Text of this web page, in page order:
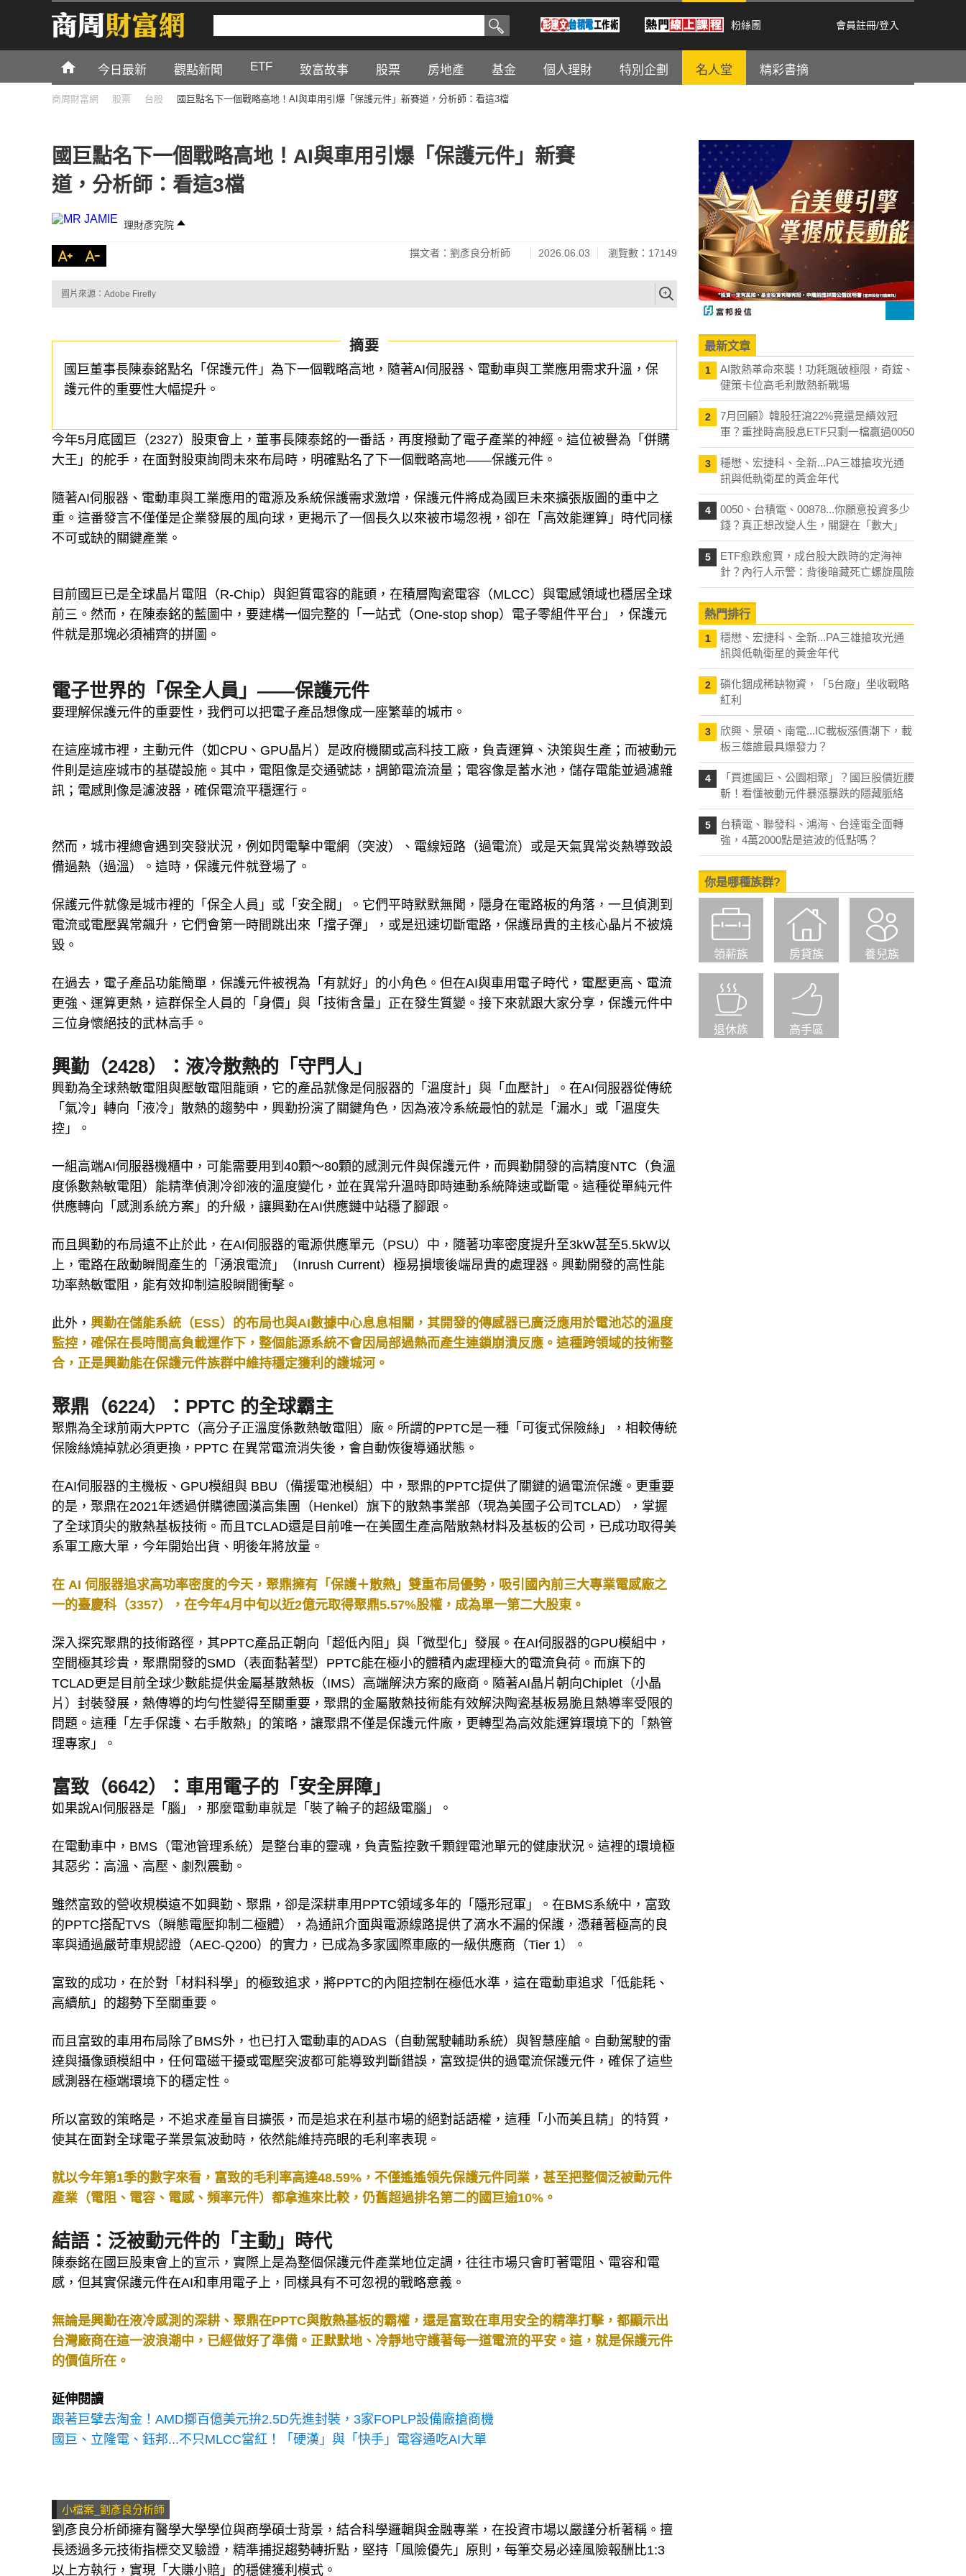
粉絲團 會員註冊/登入
今日最新 觀點新聞 ETF 致富故事 股票 房地產 基金 個人理財 特別企劃 名人堂 精彩書摘
商周財富網 股票 台股 國巨點名下一個戰略高地！AI與車用引爆「保護元件」新賽道，分析師：看這3檔
國巨點名下一個戰略高地！AI與車用引爆「保護元件」新賽
道，分析師：看這3檔
理財彥究院
撰文者：劉彥良分析師 2026.06.03 瀏覽數：17149
圖片來源：Adobe Firefly
摘要
國巨董事長陳泰銘點名「保護元件」為下一個戰略高地，隨著AI伺服器、電動車與工業應用需求升溫，保
護元件的重要性大幅提升。
今年5月底國巨（2327）股東會上，董事長陳泰銘的一番話，再度撥動了電子產業的神經。這位被譽為「併購
大王」的舵手，在面對股東詢問未來布局時，明確點名了下一個戰略高地——保護元件。
隨著AI伺服器、電動車與工業應用的電源及系統保護需求激增，保護元件將成為國巨未來擴張版圖的重中之
重。這番發言不僅僅是企業發展的風向球，更揭示了一個長久以來被市場忽視，卻在「高效能運算」時代同樣
不可或缺的關鍵產業。
目前國巨已是全球晶片電阻（R-Chip）與鉭質電容的龍頭，在積層陶瓷電容（MLCC）與電感領域也穩居全球
前三。然而，在陳泰銘的藍圖中，要建構一個完整的「一站式（One-stop shop）電子零組件平台」，保護元
件就是那塊必須補齊的拼圖。
電子世界的「保全人員」——保護元件
要理解保護元件的重要性，我們可以把電子產品想像成一座繁華的城市。
在這座城市裡，主動元件（如CPU、GPU晶片）是政府機關或高科技工廠，負責運算、決策與生產；而被動元
件則是這座城市的基礎設施。其中，電阻像是交通號誌，調節電流流量；電容像是蓄水池，儲存電能並過濾雜
訊；電感則像是濾波器，確保電流平穩運行。
然而，城市裡總會遇到突發狀況，例如閃電擊中電網（突波）、電線短路（過電流）或是天氣異常炎熱導致設
備過熱（過溫）。這時，保護元件就登場了。
保護元件就像是城市裡的「保全人員」或「安全閥」。它們平時默默無聞，隱身在電路板的角落，一旦偵測到
電流或電壓異常飆升，它們會第一時間跳出來「擋子彈」，或是迅速切斷電路，保護昂貴的主核心晶片不被燒
毀。
在過去，電子產品功能簡單，保護元件被視為「有就好」的小角色。但在AI與車用電子時代，電壓更高、電流
更強、運算更熱，這群保全人員的「身價」與「技術含量」正在發生質變。接下來就跟大家分享，保護元件中
三位身懷絕技的武林高手。
興勤（2428）：液冷散熱的「守門人」
興勤為全球熱敏電阻與壓敏電阻龍頭，它的產品就像是伺服器的「溫度計」與「血壓計」。在AI伺服器從傳統
「氣冷」轉向「液冷」散熱的趨勢中，興勤扮演了關鍵角色，因為液冷系統最怕的就是「漏水」或「溫度失
控」。
一組高端AI伺服器機櫃中，可能需要用到40顆～80顆的感測元件與保護元件，而興勤開發的高精度NTC（負溫
度係數熱敏電阻）能精準偵測冷卻液的溫度變化，並在異常升溫時即時連動系統降速或斷電。這種從單純元件
供應轉向「感測系統方案」的升級，讓興勤在AI供應鏈中站穩了腳跟。
而且興勤的布局遠不止於此，在AI伺服器的電源供應單元（PSU）中，隨著功率密度提升至3kW甚至5.5kW以
上，電路在啟動瞬間產生的「湧浪電流」（Inrush Current）極易損壞後端昂貴的處理器。興勤開發的高性能
功率熱敏電阻，能有效抑制這股瞬間衝擊。
此外， 興勤在儲能系統（ESS）的布局也與AI數據中心息息相關，其開發的傳感器已廣泛應用於電池芯的溫度
監控，確保在長時間高負載運作下，整個能源系統不會因局部過熱而產生連鎖崩潰反應。這種跨領域的技術整
合，正是興勤能在保護元件族群中維持穩定獲利的護城河。
聚鼎（6224）：PPTC 的全球霸主
聚鼎為全球前兩大PPTC（高分子正溫度係數熱敏電阻）廠。所謂的PPTC是一種「可復式保險絲」，相較傳統
保險絲燒掉就必須更換，PPTC 在異常電流消失後，會自動恢復導通狀態。
在AI伺服器的主機板、GPU模組與 BBU（備援電池模組）中，聚鼎的PPTC提供了關鍵的過電流保護。更重要
的是，聚鼎在2021年透過併購德國漢高集團（Henkel）旗下的散熱事業部（現為美國子公司TCLAD），掌握
了全球頂尖的散熱基板技術。而且TCLAD還是目前唯一在美國生產高階散熱材料及基板的公司，已成功取得美
系軍工廠大單，今年開始出貨、明後年將放量。
在 AI 伺服器追求高功率密度的今天，聚鼎擁有「保護＋散熱」雙重布局優勢，吸引國內前三大專業電感廠之
一的臺慶科（3357），在今年4月中旬以近2億元取得聚鼎5.57%股權，成為單一第二大股東。
深入探究聚鼎的技術路徑，其PPTC產品正朝向「超低內阻」與「微型化」發展。在AI伺服器的GPU模組中，
空間極其珍貴，聚鼎開發的SMD（表面黏著型）PPTC能在極小的體積內處理極大的電流負荷。而旗下的
TCLAD更是目前全球少數能提供金屬基散熱板（IMS）高端解決方案的廠商。隨著AI晶片朝向Chiplet（小晶
片）封裝發展，熱傳導的均勻性變得至關重要，聚鼎的金屬散熱技術能有效解決陶瓷基板易脆且熱導率受限的
問題。這種「左手保護、右手散熱」的策略，讓聚鼎不僅是保護元件廠，更轉型為高效能運算環境下的「熱管
理專家」。
富致（6642）：車用電子的「安全屏障」
如果說AI伺服器是「腦」，那麼電動車就是「裝了輪子的超級電腦」。
在電動車中，BMS（電池管理系統）是整台車的靈魂，負責監控數千顆鋰電池單元的健康狀況。這裡的環境極
其惡劣：高溫、高壓、劇烈震動。
雖然富致的營收規模遠不如興勤、聚鼎，卻是深耕車用PPTC領域多年的「隱形冠軍」。在BMS系統中，富致
的PPTC搭配TVS（瞬態電壓抑制二極體），為通訊介面與電源線路提供了滴水不漏的保護，憑藉著極高的良
率與通過嚴苛車規認證（AEC-Q200）的實力，已成為多家國際車廠的一級供應商（Tier 1）。
富致的成功，在於對「材料科學」的極致追求，將PPTC的內阻控制在極低水準，這在電動車追求「低能耗、
高續航」的趨勢下至關重要。
而且富致的車用布局除了BMS外，也已打入電動車的ADAS（自動駕駛輔助系統）與智慧座艙。自動駕駛的雷
達與攝像頭模組中，任何電磁干擾或電壓突波都可能導致判斷錯誤，富致提供的過電流保護元件，確保了這些
感測器在極端環境下的穩定性。
所以富致的策略是，不追求產量盲目擴張，而是追求在利基市場的絕對話語權，這種「小而美且精」的特質，
使其在面對全球電子業景氣波動時，依然能維持亮眼的毛利率表現。
就以今年第1季的數字來看，富致的毛利率高達48.59%，不僅遙遙領先保護元件同業，甚至把整個泛被動元件
產業（電阻、電容、電感、頻率元件）都拿進來比較，仍舊超過排名第二的國巨逾10%。
結語：泛被動元件的「主動」時代
陳泰銘在國巨股東會上的宣示，實際上是為整個保護元件產業地位定調，往往市場只會盯著電阻、電容和電
感，但其實保護元件在AI和車用電子上，同樣具有不可忽視的戰略意義。
無論是興勤在液冷感測的深耕、聚鼎在PPTC與散熱基板的霸權，還是富致在車用安全的精準打擊，都顯示出
台灣廠商在這一波浪潮中，已經做好了準備。正默默地、冷靜地守護著每一道電流的平安。這，就是保護元件
的價值所在。
延伸閱讀
跟著巨擘去淘金！AMD擲百億美元拚2.5D先進封裝，3家FOPLP設備廠搶商機
國巨、立隆電、鈺邦...不只MLCC當紅！「硬漢」與「快手」電容通吃AI大單
小檔案_劉彥良分析師
劉彥良分析師擁有醫學大學學位與商學碩士背景，結合科學邏輯與金融專業，在投資市場以嚴謹分析著稱。擅
長透過多元技術指標交叉驗證，精準捕捉趨勢轉折點，堅持「風險優先」原則，每筆交易必達風險報酬比1:3
以上方執行，實現「大賺小賠」的穩健獲利模式。
最新文章
1
AI散熱革命來襲！功耗飆破極限，奇鋐、
健策卡位高毛利散熱新戰場
2
7月回顧》韓股狂瀉22%竟還是績效冠
軍？重挫時高股息ETF只剩一檔贏過0050
3
穩懋、宏捷科、全新...PA三雄搶攻光通
訊與低軌衛星的黃金年代
4
0050、台積電、00878...你願意投資多少
錢？真正想改變人生，關鍵在「數大」
5
ETF愈跌愈買，成台股大跌時的定海神
針？內行人示警：背後暗藏死亡螺旋風險
熱門排行
1
穩懋、宏捷科、全新...PA三雄搶攻光通
訊與低軌衛星的黃金年代
2
磷化銦成稀缺物資，「5台廠」坐收戰略
紅利
3
欣興、景碩、南電...IC載板漲價潮下，載
板三雄誰最具爆發力？
4
「買進國巨、公園相聚」？國巨股價近腰
斬！看懂被動元件暴漲暴跌的隱藏脈絡
5
台積電、聯發科、鴻海、台達電全面轉
強，4萬2000點是這波的低點嗎？
你是哪種族群?
領薪族 房貸族 養兒族
退休族 高手區